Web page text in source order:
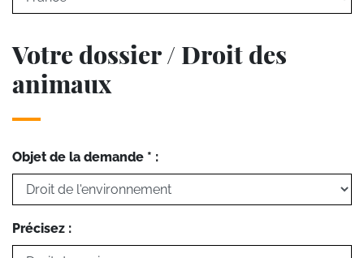
Votre dossier / Droit des
animaux
Objet de la demande * :
Précisez :